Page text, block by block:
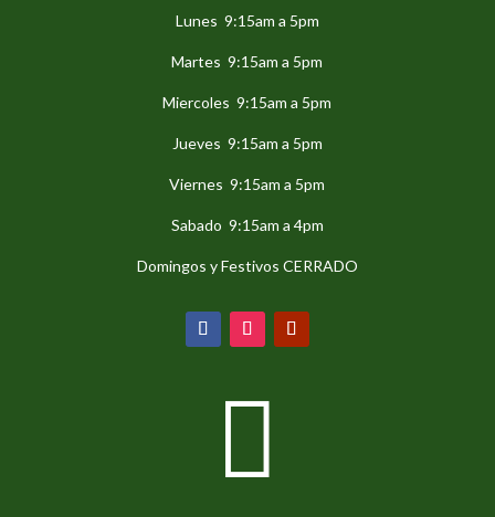
Lunes 9:15am a 5pm
Martes 9:15am a 5pm
Miercoles 9:15am a 5pm
Jueves 9:15am a 5pm
Viernes 9:15am a 5pm
Sabado 9:15am a 4pm
Domingos y Festivos CERRADO
